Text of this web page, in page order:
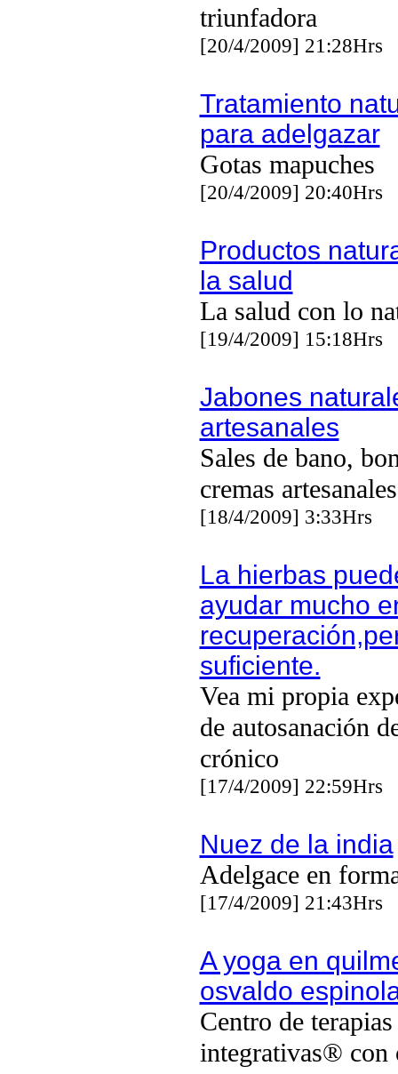
triunfadora
[20/4/2009] 21:28Hrs
Tratamiento
para adelgazar
Gotas mapuches
[20/4/2009] 20:40Hrs
Productos
la salud
La salud con lo
[19/4/2009] 15:18Hrs
Jabones
artesanales
Sales de bano,
cremas artesanales
[18/4/2009] 3:33Hrs
La hierbas
ayudar mucho
suficiente.
Vea mi propia
de autosanación
crónico
[17/4/2009] 22:59Hrs
Nuez de la india
Adelgace en
[17/4/2009] 21:43Hrs
A yoga en
osvaldo
Centro de terapias
integrativas® con